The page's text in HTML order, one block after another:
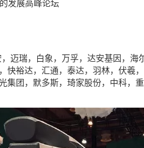
发展高峰论坛
迈瑞，白象，万孚，达安基因，海
快裕达，汇通，泰达，羽林，伏羲
集团，默多斯，琦家股份，中科，